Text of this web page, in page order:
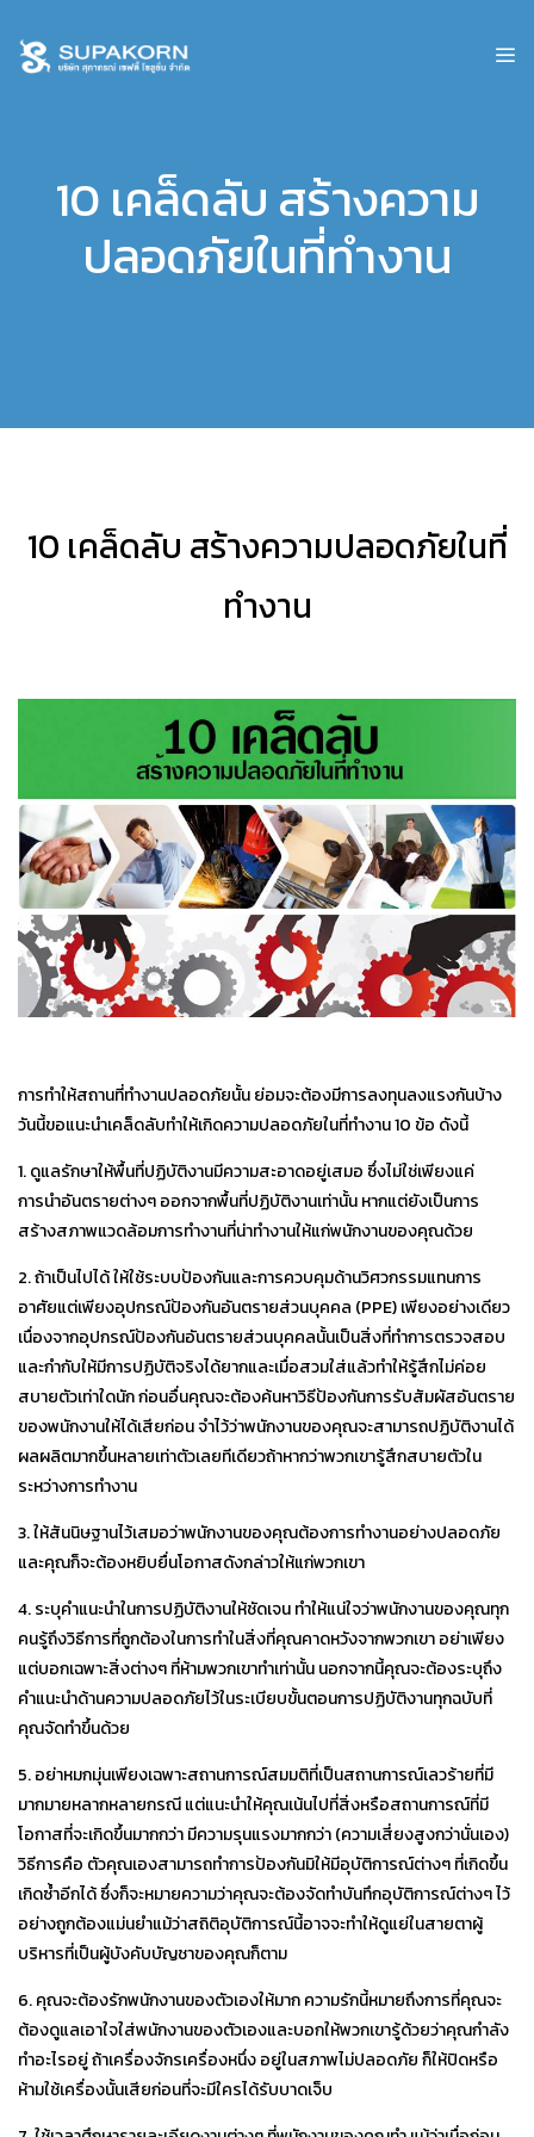
10 เคล็ดลับ สร้างความ
ปลอดภัยในที่ทำงาน
10 เคล็ดลับ สร้างความปลอดภัยในที่
ทำงาน
การทำให้สถานที่ทำงานปลอดภัยนั้น ย่อมจะต้องมีการลงทุนลงแรงกันบ้าง
วันนี้ขอแนะนำเคล็ดลับทำให้เกิดความปลอดภัยในที่ทำงาน 10 ข้อ ดังนี้
1. ดูแลรักษาให้พื้นที่ปฏิบัติงานมีความสะอาดอยู่เสมอ ซึ่งไม่ใช่เพียงแค่
การนำอันตรายต่างๆ ออกจากพื้นที่ปฏิบัติงานเท่านั้น หากแต่ยังเป็นการ
สร้างสภาพแวดล้อมการทำงานที่น่าทำงานให้แก่พนักงานของคุณด้วย
2. ถ้าเป็นไปได้ ให้ใช้ระบบป้องกันและการควบคุมด้านวิศวกรรมแทนการ
อาศัยแต่เพียงอุปกรณ์ป้องกันอันตรายส่วนบุคคล (PPE) เพียงอย่างเดียว
เนื่องจากอุปกรณ์ป้องกันอันตรายส่วนบุคคลนั้นเป็นสิ่งที่ทำการตรวจสอบ
และกำกับให้มีการปฏิบัติจริงได้ยากและเมื่อสวมใส่แล้วทำให้รู้สึกไม่ค่อย
สบายตัวเท่าใดนัก ก่อนอื่นคุณจะต้องค้นหาวิธีป้องกันการรับสัมผัสอันตราย
ของพนักงานให้ได้เสียก่อน จำไว้ว่าพนักงานของคุณจะสามารถปฏิบัติงานได้
ผลผลิตมากขึ้นหลายเท่าตัวเลยทีเดียวถ้าหากว่าพวกเขารู้สึกสบายตัวใน
ระหว่างการทำงาน
3. ให้สันนิษฐานไว้เสมอว่าพนักงานของคุณต้องการทำงานอย่างปลอดภัย
และคุณก็จะต้องหยิบยื่นโอกาสดังกล่าวให้แก่พวกเขา
4. ระบุคำแนะนำในการปฏิบัติงานให้ชัดเจน ทำให้แน่ใจว่าพนักงานของคุณทุก
คนรู้ถึงวิธีการที่ถูกต้องในการทำในสิ่งที่คุณคาดหวังจากพวกเขา อย่าเพียง
แต่บอกเฉพาะสิ่งต่างๆ ที่ห้ามพวกเขาทำเท่านั้น นอกจากนี้คุณจะต้องระบุถึง
คำแนะนำด้านความปลอดภัยไว้ในระเบียบขั้นตอนการปฏิบัติงานทุกฉบับที่
คุณจัดทำขึ้นด้วย
5. อย่าหมกมุ่นเพียงเฉพาะสถานการณ์สมมติที่เป็นสถานการณ์เลวร้ายที่มี
มากมายหลากหลายกรณี แต่แนะนำให้คุณเน้นไปที่สิ่งหรือสถานการณ์ที่มี
โอกาสที่จะเกิดขึ้นมากกว่า มีความรุนแรงมากกว่า (ความเสี่ยงสูงกว่านั่นเอง)
วิธีการคือ ตัวคุณเองสามารถทำการป้องกันมิให้มีอุบัติการณ์ต่างๆ ที่เกิดขึ้น
เกิดซ้ำอีกได้ ซึ่งก็จะหมายความว่าคุณจะต้องจัดทำบันทึกอุบัติการณ์ต่างๆ ไว้
อย่างถูกต้องแม่นยำแม้ว่าสถิติอุบัติการณ์นี้อาจจะทำให้ดูแย่ในสายตาผู้
บริหารที่เป็นผู้บังคับบัญชาของคุณก็ตาม
6. คุณจะต้องรักพนักงานของตัวเองให้มาก ความรักนี้หมายถึงการที่คุณจะ
ต้องดูแลเอาใจใส่พนักงานของตัวเองและบอกให้พวกเขารู้ด้วยว่าคุณกำลัง
ทำอะไรอยู่ ถ้าเครื่องจักรเครื่องหนึ่ง อยู่ในสภาพไม่ปลอดภัย ก็ให้ปิดหรือ
ห้ามใช้เครื่องนั้นเสียก่อนที่จะมีใครได้รับบาดเจ็บ